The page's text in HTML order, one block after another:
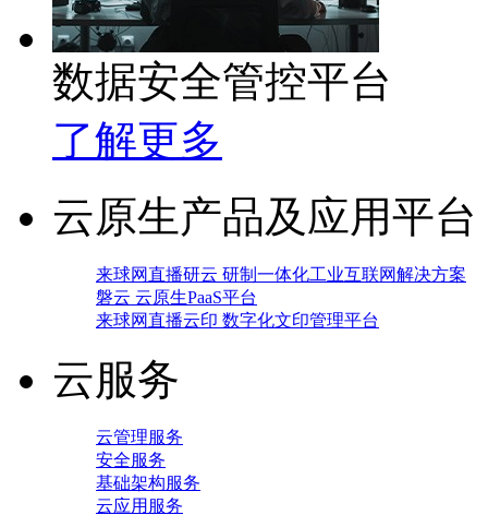
数据安全管控平台
了解更多
云原生产品及应用平台
来球网直播研云 研制一体化工业互联网解决方案
磐云 云原生PaaS平台
来球网直播云印 数字化文印管理平台
云服务
云管理服务
安全服务
基础架构服务
云应用服务